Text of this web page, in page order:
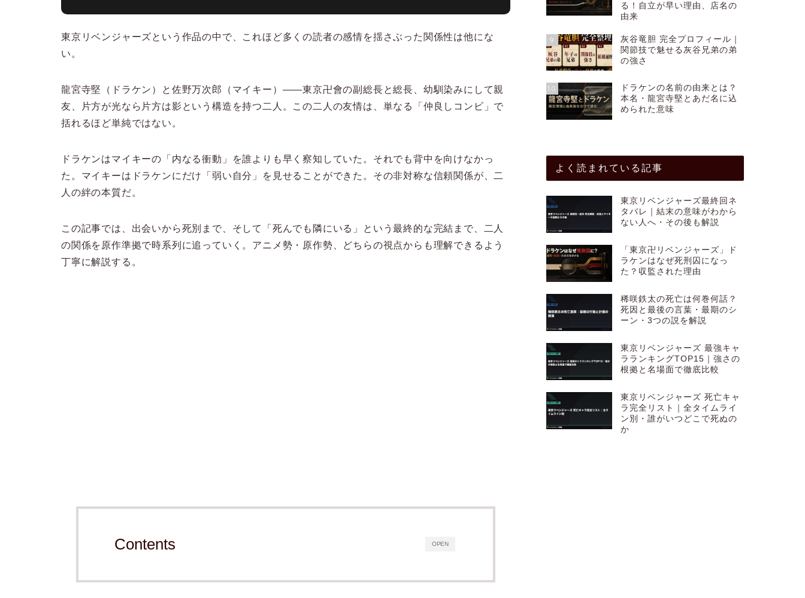
東京リベンジャーズという作品の中で、これほど多くの読者の感情を揺さぶった関係性は他にな
い。
龍宮寺堅（ドラケン）と佐野万次郎（マイキー）——東京卍會の副総長と総長、幼馴染みにして親
友、片方が光なら片方は影という構造を持つ二人。この二人の友情は、単なる「仲良しコンビ」で
括れるほど単純ではない。
ドラケンはマイキーの「内なる衝動」を誰よりも早く察知していた。それでも背中を向けなかっ
た。マイキーはドラケンにだけ「弱い自分」を見せることができた。その非対称な信頼関係が、二
人の絆の本質だ。
この記事では、出会いから死別まで、そして「死んでも隣にいる」という最終的な完結まで、二人
の関係を原作準拠で時系列に追っていく。アニメ勢・原作勢、どちらの視点からも理解できるよう
丁寧に解説する。
OPEN
Contents
る！自立が早い理由、店名の
由来
9
灰谷竜胆 完全プロフィール｜
関節技で魅せる灰谷兄弟の弟
の強さ
10
ドラケンの名前の由来とは？
本名・龍宮寺堅とあだ名に込
められた意味
よく読まれている記事
東京リベンジャーズ最終回ネ
タバレ｜結末の意味がわから
ない人へ・その後も解説
「東京卍リベンジャーズ」ド
ラケンはなぜ死刑囚になっ
た？収監された理由
稀咲鉄太の死亡は何巻何話？
死因と最後の言葉・最期のシ
ーン・3つの説を解説
東京リベンジャーズ 最強キャ
ラランキングTOP15｜強さの
根拠と名場面で徹底比較
東京リベンジャーズ 死亡キャ
ラ完全リスト｜全タイムライ
ン別・誰がいつどこで死ぬの
か